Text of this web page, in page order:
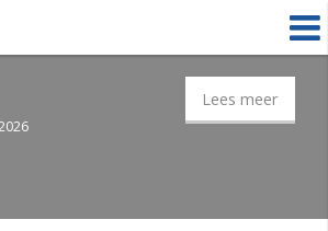
Lees meer